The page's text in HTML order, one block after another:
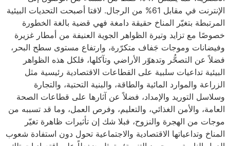
الإنترنت في مقابل 61% من الرجال. لافتا أصبحت التحديات البيئية
المرتبطة بتغيّر المناخ حقيقة دامغة فهي قضية بالغة الخطورة
خصوصًا مع تزايد وتيرة الظواهر الجوية العنيفة من أمطار غزيرة
وفيضانات وموجات جَفاف متكرّرة، وارتفاع مستوى سطح البحر،
فضلاً عن التصحُّر وتدهوّر الأراضي وتآكلها، فلكل هذه الظواهر
البيئية تداعيات سلبية على القطاعات الاقتصادية رئيسية مثل
الزراعة والموارد المائية والطاقة، والبنية التحتية، والتجارة
وسلاسل التوريد والإمداد، فضلاً عن آثارها على قطاعات الصحة
العامة، والأمن الغذائي، والتعليم، وفرص العمل، وما قد تسببه من
موجات من الهجرة والنزوح، فبلا شك إن تأثيرات ظاهرة تغيّر
المناخ وتداعياتها الاقتصادية والاجتماعية تحول دون استفادة شعوب